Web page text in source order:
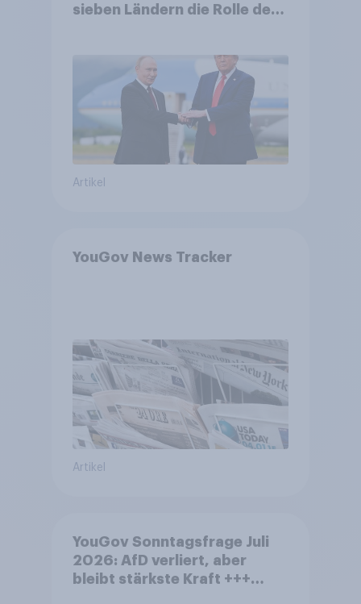
sieben Ländern die Rolle der
Bedrohungen und Bündnisse
bewerten
Artikel
YouGov News Tracker
Artikel
YouGov Sonntagsfrage Juli
2026: AfD verliert, aber
bleibt stärkste Kraft +++